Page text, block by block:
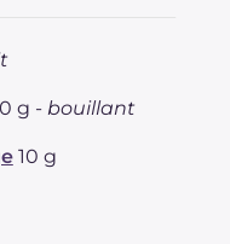
g
mg
g - bouillant
10 g